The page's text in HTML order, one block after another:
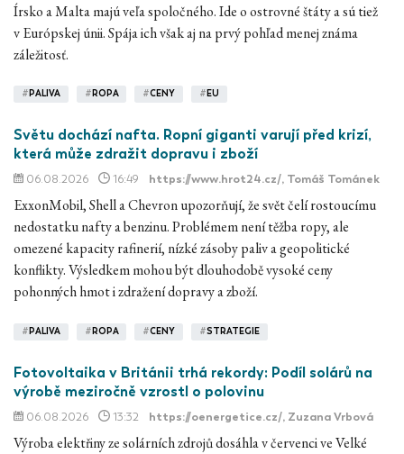
Írsko a Malta majú veľa spoločného. Ide o ostrovné štáty a sú tiež
v Európskej únii. Spája ich však aj na prvý pohľad menej známa
záležitosť.
# PALIVA # ROPA #CENY # EU
Světu dochází nafta. Ropní giganti varují před krizí,
která může zdražit dopravu i zboží
06.08.2026 16:49 https://www.hrot24.cz/, Tomáš Tománek
ExxonMobil, Shell a Chevron upozorňují, že svět čelí rostoucímu
nedostatku nafty a benzinu. Problémem není těžba ropy, ale
omezené kapacity rafinerií, nízké zásoby paliv a geopolitické
konflikty. Výsledkem mohou být dlouhodobě vysoké ceny
pohonných hmot i zdražení dopravy a zboží.
# PALIVA # ROPA #CENY #STRATEGIE
Fotovoltaika v Británii trhá rekordy: Podíl solárů na
výrobě meziročně vzrostl o polovinu
06.08.2026 13:32 https://oenergetice.cz/, Zuzana Vrbová
Výroba elektřiny ze solárních zdrojů dosáhla v červenci ve Velké